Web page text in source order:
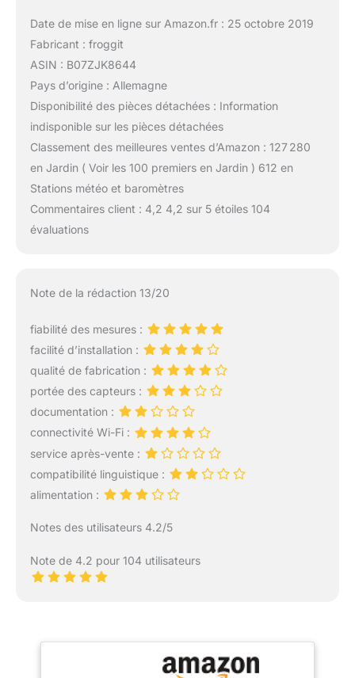
Date de mise en ligne sur Amazon.fr : 25 octobre 2019
Fabricant : froggit
ASIN : B07ZJK8644
Pays d’origine : Allemagne
Disponibilité des pièces détachées : Information
indisponible sur les pièces détachées
Classement des meilleures ventes d’Amazon : 127 280
en Jardin ( Voir les 100 premiers en Jardin ) 612 en
Stations météo et baromètres
Commentaires client : 4,2 4,2 sur 5 étoiles 104
évaluations
Note de la rédaction 13/20
fiabilité des mesures :
facilité d’installation :
qualité de fabrication :
portée des capteurs :
documentation :
connectivité Wi-Fi :
service après-vente :
compatibilité linguistique :
alimentation :
Notes des utilisateurs 4.2/5
Note de 4.2 pour 104 utilisateurs